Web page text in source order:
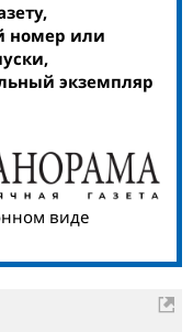
номер или
экземпляр
виде